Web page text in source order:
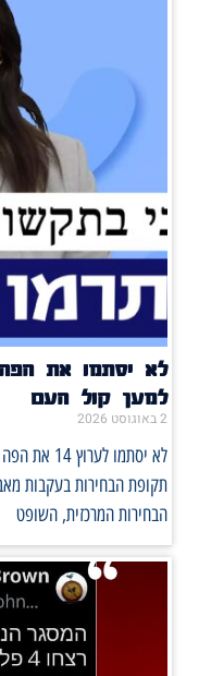
למען קול העם
2 באוגוסט 2026
לא יסתמו
תקופת הבחירות בעקבות
הבחירות המרכזית, השופט